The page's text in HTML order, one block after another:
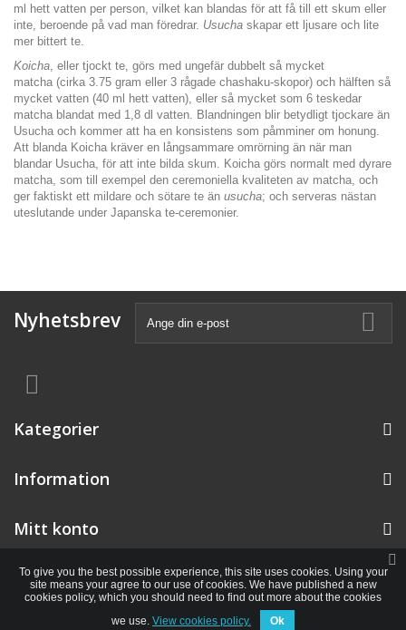
ml hett vatten per person, vilket kan blandas för att få till ett skum eller
inte, beroende på vad man föredrar. Usucha skapar ett ljusare och lite
mer bittert te.
Koicha, eller tjockt te, görs med ungefär dubbelt så mycket
matcha (cirka 3.75 gram eller 3 rågade chashaku-skopor) och hälften så
mycket vatten (40 ml hett vatten), eller så mycket som 6 teskedar
matcha blandat med 1,8 dl vatten. Blandningen blir betydligt tjockare än
Usucha och kommer att ha en konsistens som påmminer om honung.
Att blanda Koicha kräver en långsammare omrörning än när man
blandar Usucha, för att inte bilda skum. Koicha görs normalt med dyrare
matcha, som till exempel den ceremoniella kvaliteten av matcha, och
ger faktiskt ett mildare och sötare te än usucha; och serveras nästan
uteslutande under Japanska te-ceremonier.
Nyhetsbrev
Kategorier
Information
Mitt konto
To give you the best possible experience, this site uses cookies. Using your
site means your agree to our use of cookies. We have published a new
cookies policy, which you should need to find out more about the cookies
we use. View cookies policy. Ok